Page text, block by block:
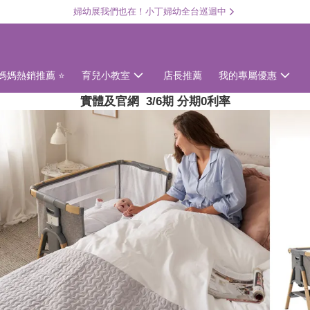
實體及官網 3/6期 分期0利率
婦幼展我們也在！小丁婦幼全台巡迴中
媽熱銷推薦 ⭐ 育兒小教室 店長推薦 我的專屬優惠